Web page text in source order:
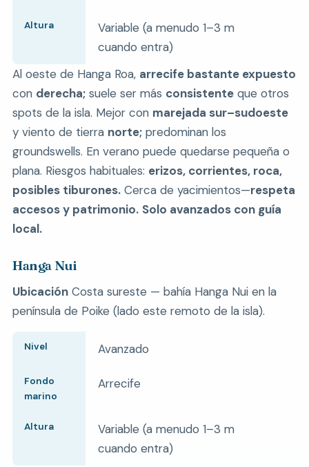
Altura
Variable (a menudo 1–3 m
cuando entra)
Al oeste de Hanga Roa, arrecife bastante expuesto
con derecha;suele ser más consistenteque otros
spots de la isla. Mejor con marejada sur–sudoeste
y viento de tierra norte;predominan los
groundswells. En verano puede quedarse pequeña o
plana. Riesgos habituales: erizos, corrientes, roca,
posibles tiburones.Cerca de yacimientos—respeta
accesos y patrimonio. Solo avanzados con guía
local.
Hanga Nui
UbicaciónCosta sureste — bahía Hanga Nui en la
península de Poike (lado este remoto de la isla).
Nivel Avanzado
Fondo
marino
Arrecife
Altura
Variable (a menudo 1–3 m
cuando entra)